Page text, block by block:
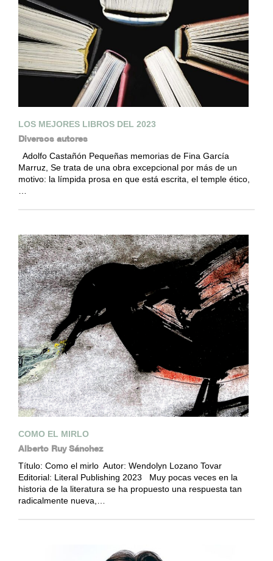
LOS MEJORES LIBROS DEL 2023
Diversos autores
Adolfo Castañón Pequeñas memorias de Fina García
Marruz, Se trata de una obra excepcional por más de un
motivo: la límpida prosa en que está escrita, el temple ético,
COMO EL MIRLO
Alberto Ruy Sánchez
Título: Como el mirlo Autor: Wendolyn Lozano Tovar
Editorial: Literal Publishing 2023 Muy pocas veces en la
historia de la literatura se ha propuesto una respuesta tan
radicalmente nueva,…